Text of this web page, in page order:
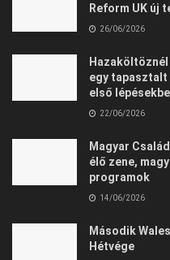
Reform UK új
26/06/2026
egy
első
22/06/2026
Magyar
élő zene,
programok
14/06/2026
Második
Hétvége